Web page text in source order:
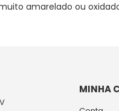
amarelado ou
MINHA